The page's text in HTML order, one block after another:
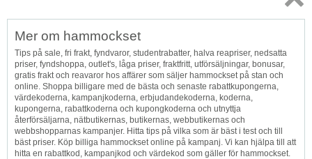
Topp
Mer om hammockset
Tips på sale, fri frakt, fyndvaror, studentrabatter, halva reapriser, nedsatta
priser, fyndshoppa, outlet's, låga priser, fraktfritt, utförsäljningar, bonusar,
gratis frakt och reavaror hos affärer som säljer hammockset på stan och
online. Shoppa billigare med de bästa och senaste rabattkupongerna,
värdekoderna, kampanjkoderna, erbjudandekoderna, koderna,
kupongerna, rabattkoderna och kupongkoderna och utnyttja
återförsäljarna, nätbutikernas, butikernas, webbutikernas och
webbshopparnas kampanjer. Hitta tips på vilka som är bäst i test och till
bäst priser. Köp billiga hammockset online på kampanj. Vi kan hjälpa till att
hitta en rabattkod, kampanjkod och värdekod som gäller för hammockset.